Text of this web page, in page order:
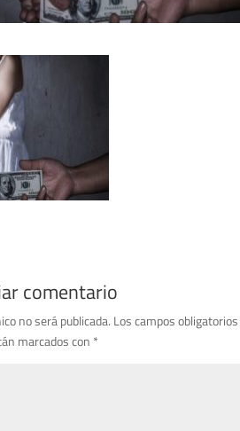
comentario
no será publicada. Los campos obligatorios
marcados con *